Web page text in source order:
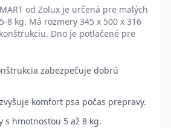
od Zolux je určená pre malých
8 kg. Má rozmery 345 x 500 x 316
Dno je potlačené pre
zabezpečuje dobrú
komfort psa počas prepravy.
s hmotnosťou 5 až 8 kg.